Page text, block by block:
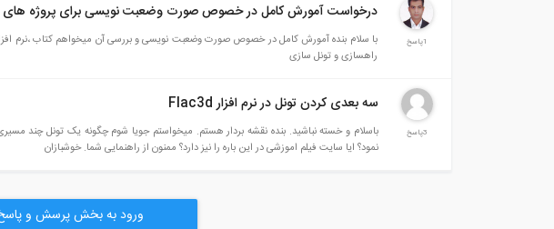
1پاسخ
درخواست آمورش کامل در خصوص صورت وضعبت نویسی برای پروژه های
با سلام بنده آمورش
راهسازی و تونل سازی
3پاسخ
سه بعدی کردن تونل در نرم افزار Flac3d
باسلام و خسته نباشید. بنده نقشه بردار هستم. میخواستم جویا شوم چگونه یک تونل چند
نمود؟ ایا سایت فیلم اموزشی در این باره را نیز دارد؟ ممنون از راهنمایی شما. خوشبازان
ورود به بخش پرسش و